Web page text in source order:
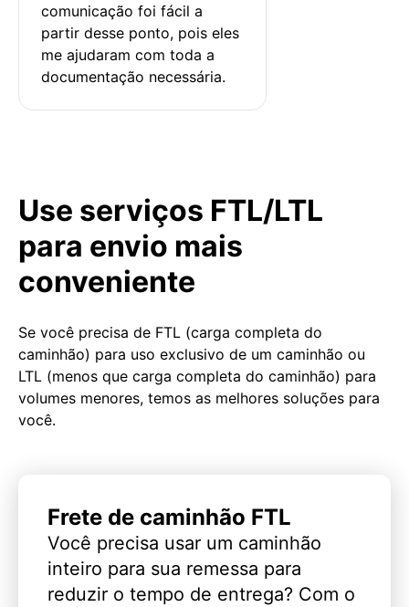
comunicação foi fácil a
partir desse ponto, pois eles
me ajudaram com toda a
documentação necessária.
Use serviços FTL/LTL
para envio mais
conveniente
Se você precisa de FTL (carga completa do
caminhão) para uso exclusivo de um caminhão ou
LTL (menos que carga completa do caminhão) para
volumes menores, temos as melhores soluções para
você.
Frete de caminhão FTL
Você precisa usar um caminhão
inteiro para sua remessa para
reduzir o tempo de entrega? Com o